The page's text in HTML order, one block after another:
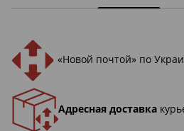
«Новой почтой» по
Адресная доставка